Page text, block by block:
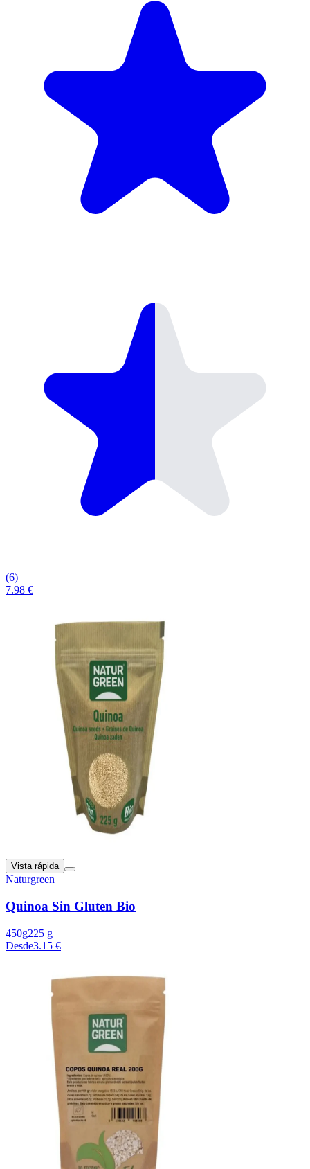
(6)
7.98 €
Vista rápida
Naturgreen
Quinoa Sin Gluten Bio
450g225 g
Desde3.15 €